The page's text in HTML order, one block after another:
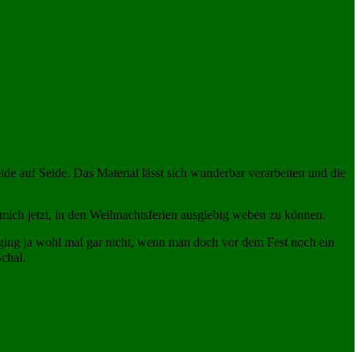
auf Seide. Das Material lässt sich wunderbar verarbeiten und die
jetzt, in den Weihnachtsferien ausgiebig weben zu können.
ja wohl mal gar nicht, wenn man doch vor dem Fest noch ein